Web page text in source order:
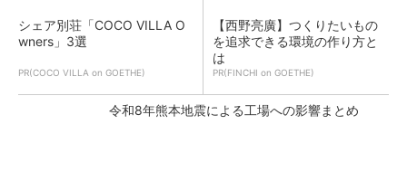
シェア別荘「COCO VILLA O
wners」3選
PR(COCO VILLA on GOETHE)
【西野亮廣】つくりたいもの
を追求できる環境の作り方と
は
PR(FINCHI on GOETHE)
令和8年熊本地震による工場への影響まとめ